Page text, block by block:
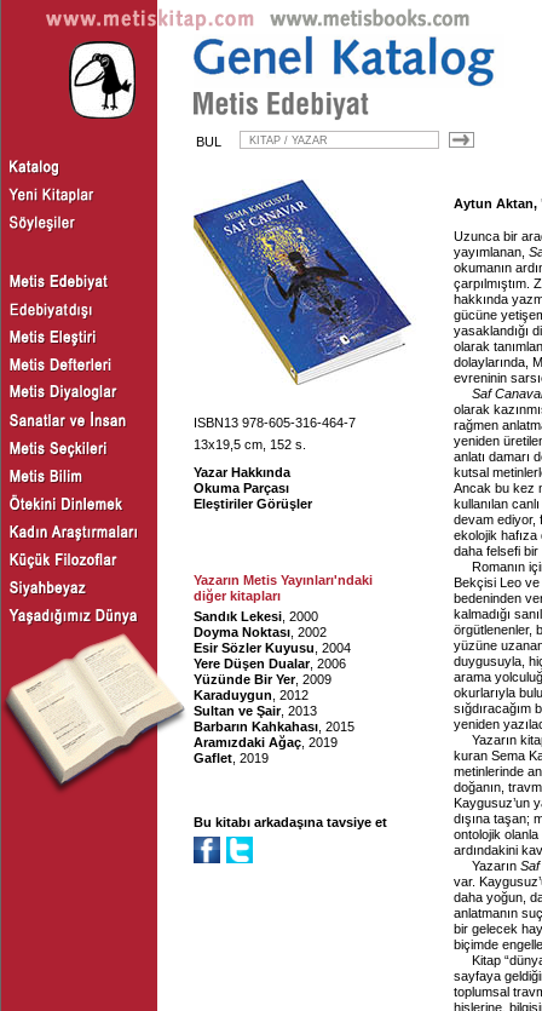
BUL
ISBN13 978-605-316-464-7
13x19,5 cm, 152 s.
Yazar Hakkında
Okuma Parçası
Eleştiriler Görüşler
Yazarın Metis Yayınları'ndaki
diğer kitapları
Sandık Lekesi , 2000
Doyma Noktası , 2002
Esir Sözler Kuyusu , 2004
Yere Düşen Dualar, 2006
Yüzünde Bir Yer, 2009
Karaduygun , 2012
Sultan ve Şair, 2013
Barbarın Kahkahası , 2015
Aramızdaki Ağaç , 2019
Gaflet , 2019
Bu kitabı arkadaşına tavsiye et
Aytun Aktan,
Uzunca bir
yayımlanan,
okumanın
çarpılmıştım.
hakkında
gücüne
yasaklandığı
olarak
dolaylarında,
evreninin
Saf
olarak
rağmen
yeniden
anlatı damarı
kutsal
Ancak bu kez
kullanılan
devam ediyor,
ekolojik
daha felsefi bir
Romanın
Bekçisi Leo ve
bedeninden
kalmadığı
örgütlenenler,
yüzüne
duygusuyla,
arama
okurlarıyla
yeniden
Yazarın
kuran Sema
metinlerinde
doğanın,
Kaygusuz’un
dışına taşan;
ontolojik
ardındakini
Yazarın
var.
daha yoğun,
anlatmanın
bir gelecek
biçimde
Kitap
sayfaya
toplumsal
hislerine,